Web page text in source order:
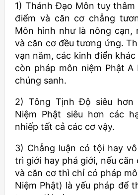
1) Thánh Đạo Môn tuy
điểm và căn cơ chẳng
Môn hình như là nông cạn,
và căn cơ đều tương ứng.
vạn năm, các kinh điển
còn pháp môn niệm Phật
chúng sanh.
2) Tông Tịnh Độ siêu hơn
Niệm Phật siêu hơn các
nhiếp tất cả các cơ vậy.
3) Chẳng luận có tội hay
trì giới hay phá giới, nếu căn
và căn cơ thì chỉ có pháp
Niệm Phật) là yếu pháp để